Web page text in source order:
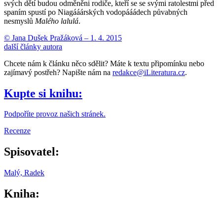
svých dětí budou odměněni rodiče, kteří se se svými ratolestmi před
spaním spustí po Niagááárských vodopááádech půvabných
nesmyslů Malého lalulá.
© Jana Dušek Pražáková – 1. 4. 2015
další články autora
Chcete nám k článku něco sdělit? Máte k textu připomínku nebo
zajímavý postřeh? Napište nám na redakce@iLiteratura.cz.
Kupte si knihu:
Podpoříte provoz našich stránek.
Recenze
Spisovatel:
Malý, Radek
Kniha: